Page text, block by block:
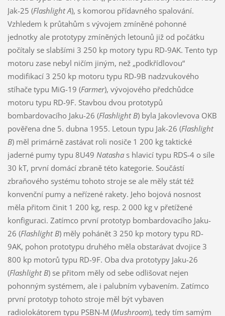
Jak-25 (Flashlight A), s komorou přídavného spalování.
Vzhledem k průtahům s vývojem zmíněné pohonné
jednotky ale prototypy zmíněných letounů již od počátku
počítaly se slabšími 3 250 kp motory typu RD-9AK. Tento typ
motoru zase nebyl ničím jiným, než „podkřídlovou“
modifikací 3 250 kp motoru typu RD-9B nadzvukového
stíhače typu MiG-19 (Farmer), vývojového předchůdce
motoru typu RD-9F. Stavbou dvou prototypů
bombardovacího Jaku-26 (Flashlight B) byla Jakovlevova OKB
pověřena dne 5. dubna 1955. Letoun typu Jak-26 (Flashlight
B) měl primárně zastávat roli nosiče 1 200 kg taktické
jaderné pumy typu 8U49 Natashas hlavicí typu RDS-4 o síle
30 kT, první domácí zbraně této kategorie. Součástí
zbraňového systému tohoto stroje se ale měly stát též
konvenční pumy a neřízené rakety. Jeho bojová nosnost
měla přitom činit 1 200 kg, resp. 2 000 kg v přetížené
konfiguraci. Zatímco první prototyp bombardovacího Jaku-
26 (Flashlight B) měly pohánět 3 250 kp motory typu RD-
9AK, pohon prototypu druhého měla obstarávat dvojice 3
800 kp motorů typu RD-9F. Oba dva prototypy Jaku-26
(Flashlight B) se přitom měly od sebe odlišovat nejen
pohonným systémem, ale i palubním vybavením. Zatímco
první prototyp tohoto stroje měl být vybaven
radiolokátorem typu PSBN-M (Mushroom), tedy tím samým